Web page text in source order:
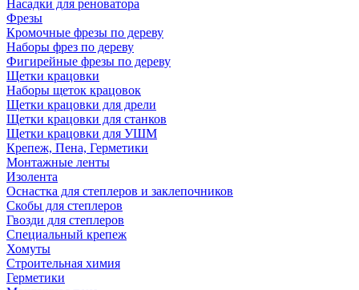
Насадки для реноватора
Фрезы
Кромочные фрезы по дереву
Наборы фрез по дереву
Фигирейные фрезы по дереву
Щетки крацовки
Наборы щеток крацовок
Щетки крацовки для дрели
Щетки крацовки для станков
Щетки крацовки для УШМ
Крепеж, Пена, Герметики
Монтажные ленты
Изолента
Оснастка для степлеров и заклепочников
Скобы для степлеров
Гвозди для степлеров
Специальный крепеж
Хомуты
Строительная химия
Герметики